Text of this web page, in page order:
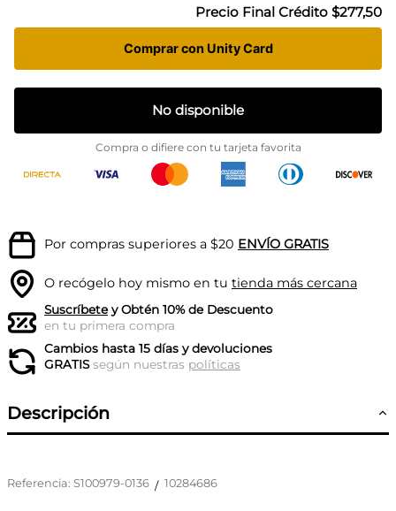
Precio Final Crédito $277,50
Comprar con Unity Card
No disponible
Compra o difiere con tu tarjeta favorita
Por compras superiores a $20 ENVÍO GRATIS
O recógelo hoy mismo en tu tienda más cercana
Suscríbetey Obtén 10% de Descuento
en tu primera compra
Cambios hasta 15 días y devoluciones
GRATISsegún nuestras políticas
Descripción
Referencia: S100979-0136 / 10284686